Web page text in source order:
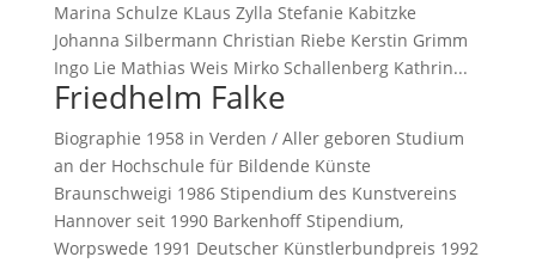
Marina Schulze KLaus Zylla Stefanie Kabitzke
Johanna Silbermann Christian Riebe Kerstin Grimm
Ingo Lie Mathias Weis Mirko Schallenberg Kathrin...
Friedhelm Falke
Biographie 1958 in Verden / Aller geboren Studium
an der Hochschule für Bildende Künste
Braunschweigi 1986 Stipendium des Kunstvereins
Hannover seit 1990 Barkenhoff Stipendium,
Worpswede 1991 Deutscher Künstlerbundpreis 1992